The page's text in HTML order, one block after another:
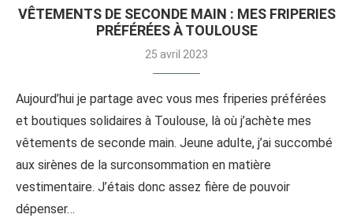
VÊTEMENTS DE SECONDE MAIN : MES FRIPERIES
PRÉFÉRÉES À TOULOUSE
25 avril 2023
Aujourd’hui je partage avec vous mes friperies préférées
et boutiques solidaires à Toulouse, là où j’achète mes
vêtements de seconde main. Jeune adulte, j’ai succombé
aux sirènes de la surconsommation en matière
vestimentaire. J’étais donc assez fière de pouvoir
dépenser…